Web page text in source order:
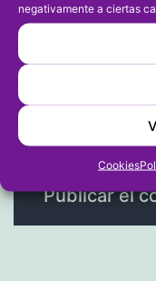
negativamente a ciertas
Cookies
Web